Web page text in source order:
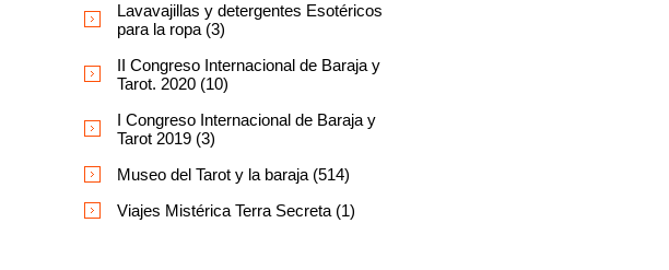
Lavavajillas y detergentes Esotéricos
para la ropa (3)
II Congreso Internacional de Baraja y
Tarot. 2020 (10)
I Congreso Internacional de Baraja y
Tarot 2019 (3)
Museo del Tarot y la baraja (514)
Viajes Mistérica Terra Secreta (1)